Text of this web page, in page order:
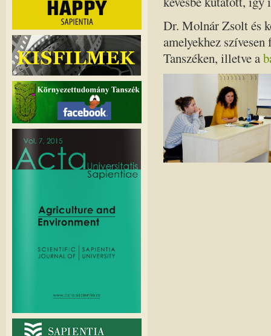
Dr. Molnár Zsolt és
amelyekhez
Tanszéken, illetve a